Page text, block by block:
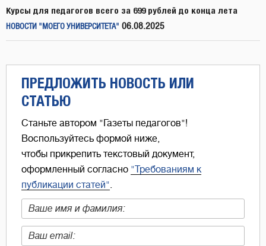
Курсы для педагогов всего за 699 рублей до конца лета
НОВОСТИ "МОЕГО УНИВЕРСИТЕТА" 06.08.2025
ПРЕДЛОЖИТЬ НОВОСТЬ ИЛИ
СТАТЬЮ
Станьте автором "Газеты педагогов"!
Воспользуйтесь формой ниже,
чтобы прикрепить текстовый документ,
оформленный согласно "Требованиям к
публикации статей"